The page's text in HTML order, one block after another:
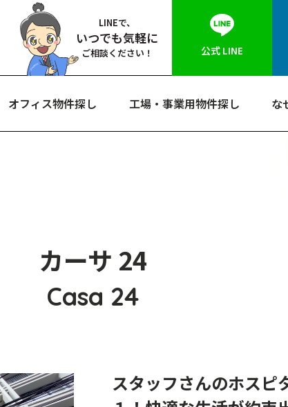
LINEで、
いつでも気軽に
ご相談ください！ 公式 LINE
オフィス物件探し 工場・事業用物件探し な
カーサ 24
Casa 24
スタッフさんのホスピ